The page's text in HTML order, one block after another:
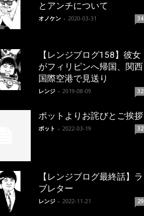
とアンチについて
オノケン - 2020-03-31 34
【レンジブログ158】彼女
がフィリピンへ帰国、関西
国際空港で見送り
レンジ - 2019-08-09 32
ポットよりお詫びとご挨拶
ポット - 2022-03-19 32
【レンジブログ最終話】ラ
ブレター
レンジ - 2022-11-21 29